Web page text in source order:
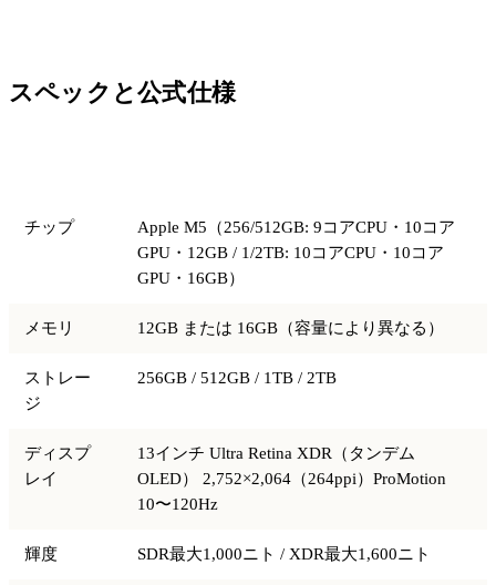
スペックと公式仕様
チップ
Apple M5（256/512GB: 9コアCPU・10コア
GPU・12GB / 1/2TB: 10コアCPU・10コア
GPU・16GB）
メモリ 12GB または 16GB（容量により異なる）
ストレー
ジ
256GB / 512GB / 1TB / 2TB
ディスプ
レイ
13インチ Ultra Retina XDR（タンデム
OLED） 2,752×2,064（264ppi）ProMotion
10〜120Hz
輝度 SDR最大1,000ニト / XDR最大1,600ニト